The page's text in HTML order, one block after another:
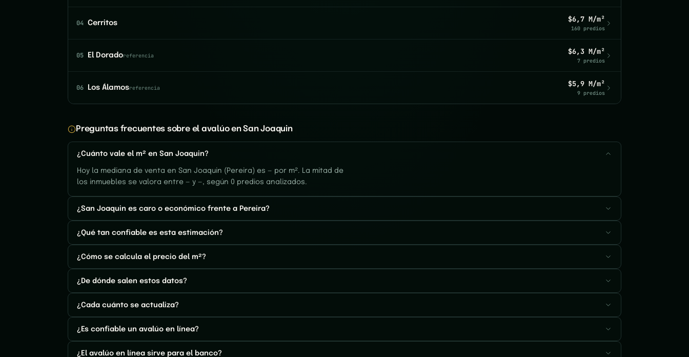
04 Cerritos $6,7 M/m²
160 predios
05 El Doradoreferencia $6,3 M/m²
7 predios
06 Los Álamosreferencia $5,9 M/m²
9 predios
Preguntas frecuentes sobre el avalúo en San Joaquin
¿Cuánto vale el m² en San Joaquin?
Hoy la mediana de venta en San Joaquin (Pereira) es — por m². La mitad de
los inmuebles se valora entre — y —, según 0 predios analizados.
¿San Joaquin es caro o económico frente a Pereira?
¿Qué tan confiable es esta estimación?
¿Cómo se calcula el precio del m²?
¿De dónde salen estos datos?
¿Cada cuánto se actualiza?
¿Es confiable un avalúo en línea?
¿El avalúo en línea sirve para el banco?